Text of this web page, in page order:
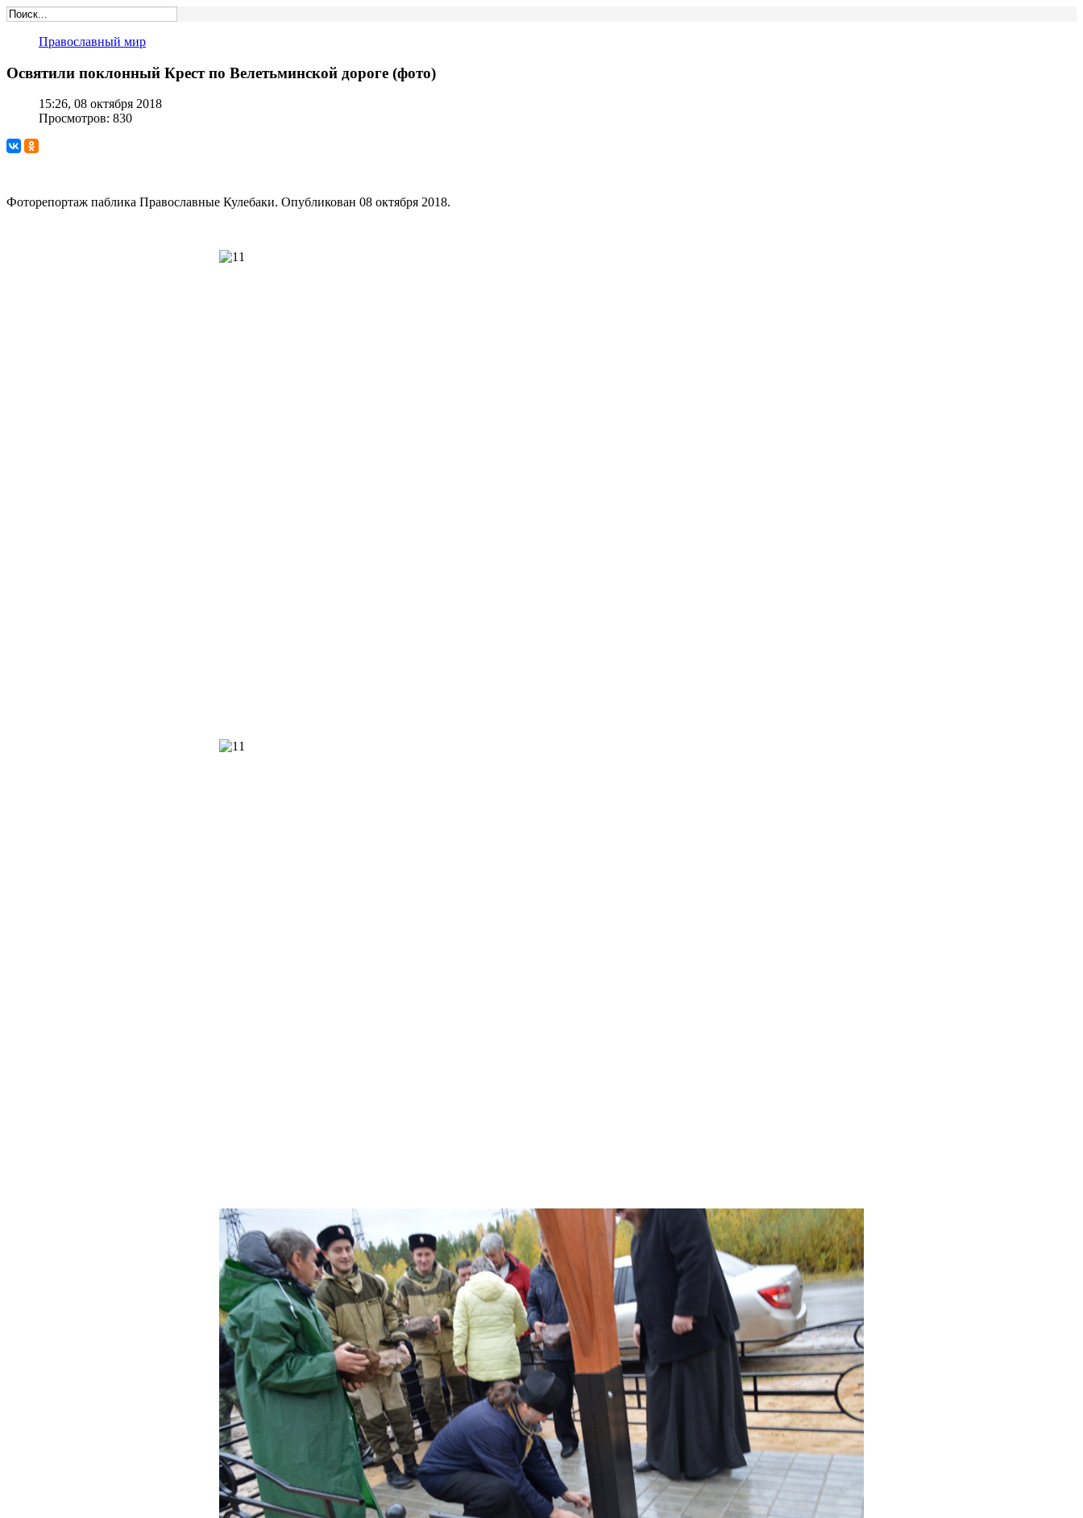
Православный мир
Освятили поклонный Крест по Велетьминской дороге (фото)
15:26, 08 октября 2018
Просмотров: 830
Фоторепортаж паблика Православные Кулебаки. Опубликован 08 октября 2018.